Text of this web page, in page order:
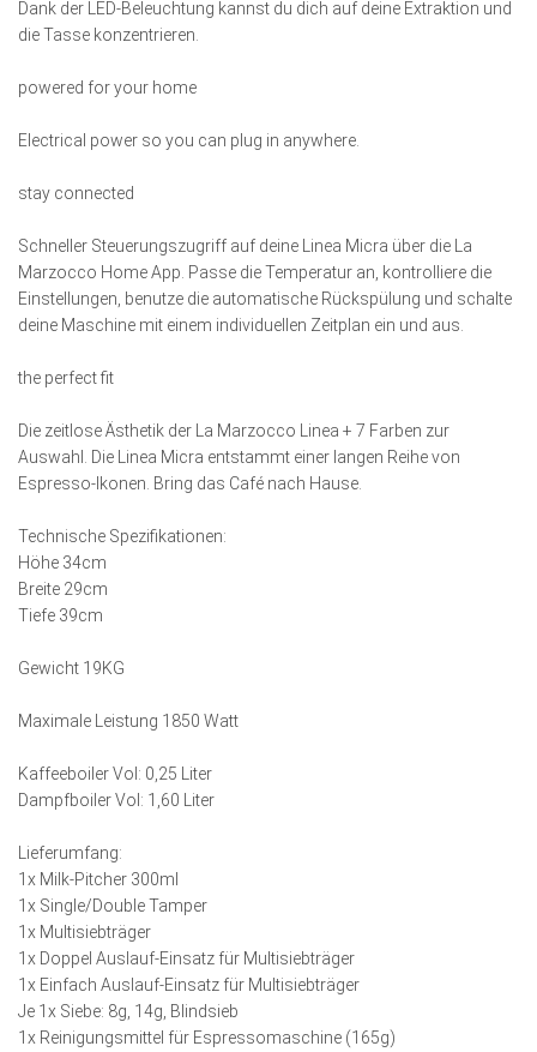
Dank der LED-Beleuchtung kannst du dich auf deine Extraktion und
die Tasse konzentrieren.
powered for your home
Electrical power so you can plug in anywhere.
stay connected
Schneller Steuerungszugriff auf deine Linea Micra über die La
Marzocco Home App. Passe die Temperatur an, kontrolliere die
Einstellungen, benutze die automatische Rückspülung und schalte
deine Maschine mit einem individuellen Zeitplan ein und aus.
the perfect fit
Die zeitlose Ästhetik der La Marzocco Linea + 7 Farben zur
Auswahl. Die Linea Micra entstammt einer langen Reihe von
Espresso-Ikonen. Bring das Café nach Hause.
Technische Spezifikationen:
Höhe 34cm
Breite 29cm
Tiefe 39cm
Gewicht 19KG
Maximale Leistung 1850 Watt
Kaffeeboiler Vol: 0,25 Liter
Dampfboiler Vol: 1,60 Liter
Lieferumfang:
1x Milk-Pitcher 300ml
1x Single/Double Tamper
1x Multisiebträger
1x Doppel Auslauf-Einsatz für Multisiebträger
1x Einfach Auslauf-Einsatz für Multisiebträger
Je 1x Siebe: 8g, 14g, Blindsieb
1x Reinigungsmittel für Espressomaschine (165g)